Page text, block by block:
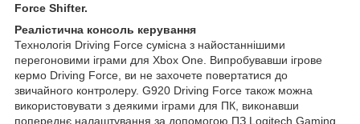
Force Shifter.
Реалістична консоль керування
Технологія Driving Force сумісна з найостаннішими
перегоновими іграми для Xbox One. Випробувавши ігрове
кермо Driving Force, ви не захочете повертатися до
звичайного контролеру. G920 Driving Force також можна
використовувати з деякими іграми для ПК, виконавши
попереднє налаштування за допомогою ПЗ Logitech Gaming